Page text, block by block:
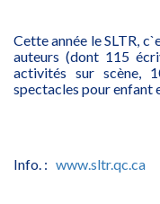
Cette année le SLTR,
auteurs (dont 115
activités sur scène,
spectacles pour enfant
Info. : www.sltr.qc.ca